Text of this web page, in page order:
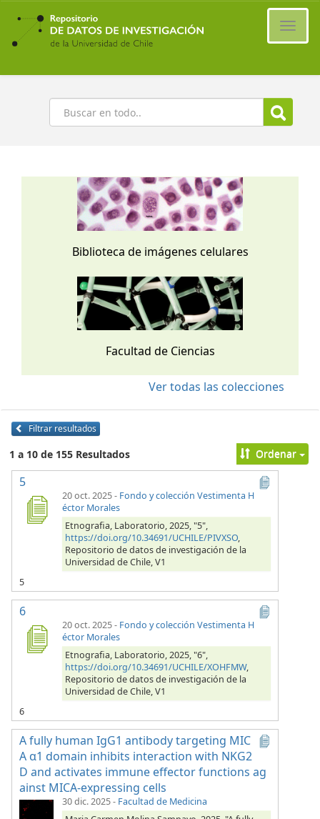
Ir
contenido
principal
Buscar
Biblioteca de imágenes celulares
Facultad de Ciencias
Ver todas las colecciones
Filtrar resultados
1 a 10 de 155 Resultados Ordenar
5
20 oct. 2025- Fondo y colección Vestimenta H
éctor Morales
Etnografia, Laboratorio, 2025, "5",
https://doi.org/10.34691/UCHILE/PIVXSO,
Repositorio de datos de investigación de la
Universidad de Chile, V1
5
6
20 oct. 2025- Fondo y colección Vestimenta H
éctor Morales
Etnografia, Laboratorio, 2025, "6",
https://doi.org/10.34691/UCHILE/XOHFMW,
Repositorio de datos de investigación de la
Universidad de Chile, V1
6
A fully human IgG1 antibody targeting MIC
A α1 domain inhibits interaction with NKG2
D and activates immune effector functions ag
ainst MICA-expressing cells
30 dic. 2025- Facultad de Medicina